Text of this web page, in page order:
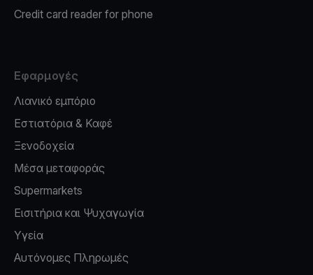
Credit card reader for phone
Εφαρμογές
Λιανικό εμπόριο
Εστιατόρια & Καφέ
Ξενοδοχεία
Μέσα μεταφοράς
Supermarkets
Εισιτήρια και Ψυχαγωγία
Υγεία
Αυτόνομες Πληρωμές